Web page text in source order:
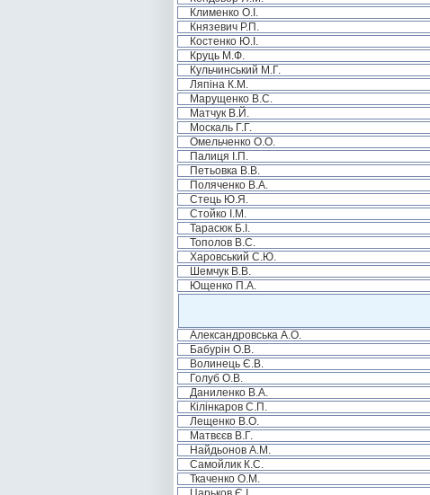
Клименко О.І.
Князевич Р.П.
Костенко Ю.І.
Круць М.Ф.
Кульчинський М.Г.
Ляпіна К.М.
Марущенко В.С.
Матчук В.Й.
Москаль Г.Г.
Омельченко О.О.
Палиця І.П.
Петьовка В.В.
Поляченко В.А.
Стець Ю.Я.
Стойко І.М.
Тарасюк Б.І.
Тополов В.С.
Харовський С.Ю.
Шемчук В.В.
Ющенко П.А.
Александровська А.О.
Бабурін О.В.
Волинець Є.В.
Голуб О.В.
Даниленко В.А.
Кілінкаров С.П.
Лещенко В.О.
Матвєєв В.Г.
Найдьонов А.М.
Самойлик К.С.
Ткаченко О.М.